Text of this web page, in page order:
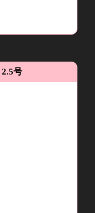
2.5号